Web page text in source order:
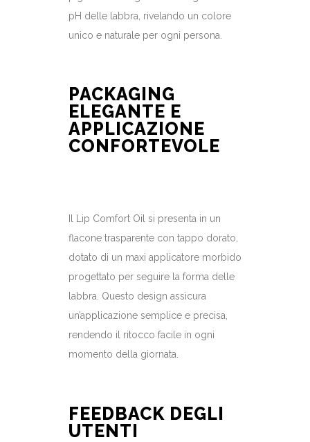
pH delle labbra, rivelando un colore
unico e naturale per ogni persona.
PACKAGING
ELEGANTE E
APPLICAZIONE
CONFORTEVOLE
Il Lip Comfort Oil si presenta in un
flacone trasparente con tappo dorato,
dotato di un maxi applicatore morbido
progettato per seguire la forma delle
labbra. Questo design assicura
un’applicazione semplice e precisa,
rendendo il ritocco facile in ogni
momento della giornata.
FEEDBACK DEGLI
UTENTI